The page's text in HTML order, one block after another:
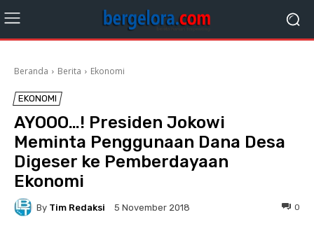
Beranda Berita Ekonomi
EKONOMI
AYOOO…! Presiden Jokowi
Meminta Penggunaan Dana Desa
Digeser ke Pemberdayaan
Ekonomi
By Tim Redaksi 5 November 2018 0